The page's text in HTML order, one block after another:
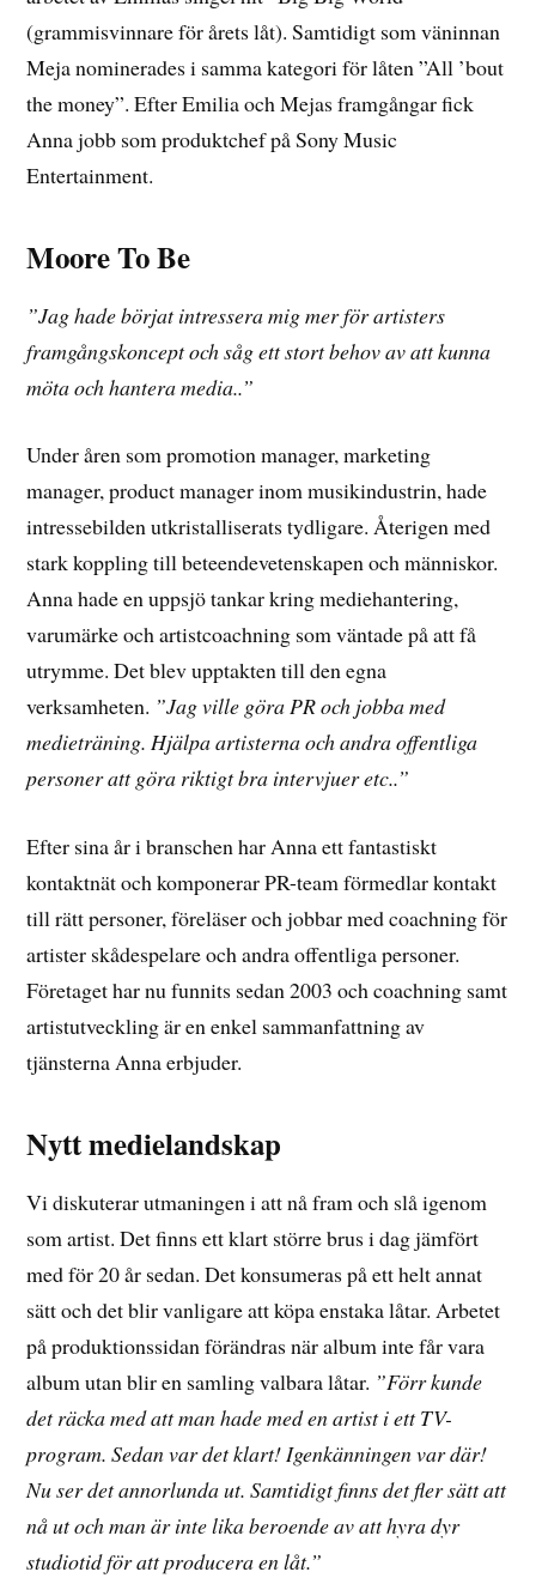
(grammisvinnare för årets låt). Samtidigt som väninnan
Meja nominerades i samma kategori för låten ”All ’bout
the money”. Efter Emilia och Mejas framgångar fick
Anna jobb som produktchef på Sony Music
Entertainment.
Moore To Be
”Jag hade börjat intressera mig mer för artisters
framgångskoncept och såg ett stort behov av att kunna
möta och hantera media..”
Under åren som promotion manager, marketing
manager, product manager inom musikindustrin, hade
intressebilden utkristalliserats tydligare. Återigen med
stark koppling till beteendevetenskapen och människor.
Anna hade en uppsjö tankar kring mediehantering,
varumärke och artistcoachning som väntade på att få
utrymme. Det blev upptakten till den egna
verksamheten. ”Jag ville göra PR och jobba med
medieträning. Hjälpa artisterna och andra offentliga
personer att göra riktigt bra intervjuer etc..”
Efter sina år i branschen har Anna ett fantastiskt
kontaktnät och komponerar PR-team förmedlar kontakt
till rätt personer, föreläser och jobbar med coachning för
artister skådespelare och andra offentliga personer.
Företaget har nu funnits sedan 2003 och coachning samt
artistutveckling är en enkel sammanfattning av
tjänsterna Anna erbjuder.
Nytt medielandskap
Vi diskuterar utmaningen i att nå fram och slå igenom
som artist. Det finns ett klart större brus i dag jämfört
med för 20 år sedan. Det konsumeras på ett helt annat
sätt och det blir vanligare att köpa enstaka låtar. Arbetet
på produktionssidan förändras när album inte får vara
album utan blir en samling valbara låtar. ”Förr kunde
det räcka med att man hade med en artist i ett TV-
program. Sedan var det klart! Igenkänningen var där!
Nu ser det annorlunda ut. Samtidigt finns det fler sätt att
nå ut och man är inte lika beroende av att hyra dyr
studiotid för att producera en låt.”